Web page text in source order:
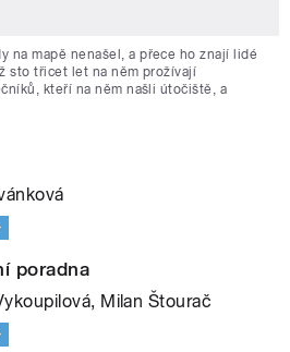
na mapě nenašel, a přece ho znají lidé
sto třicet let na něm prožívají
kteří na něm našli útočiště, a
poradna
Milan Štourač